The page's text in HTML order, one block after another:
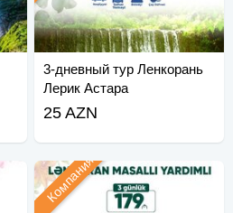
3-дневный тур Ленкорань
Лерик Астара
25 AZN
Компания